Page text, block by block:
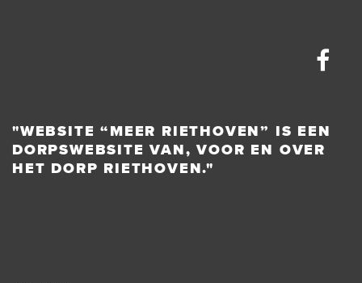
"WEBSITE “MEER RIETHOVEN” IS EEN
DORPSWEBSITE VAN, VOOR EN OVER
HET DORP RIETHOVEN."